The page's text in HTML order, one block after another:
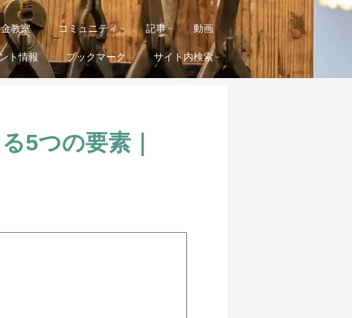
教室 コミュニティ 記事 動画
ト情報 ブックマーク サイト内検索
5つの要素｜